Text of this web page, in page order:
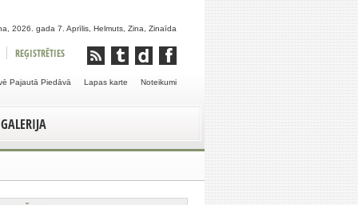
2026. gada 7. Aprīlis, Helmuts, Zina, Zinaīda
REĢISTRĒTIES
Noteikumi
Lapas karte
Pajautā Piedāvā
GALERIJA